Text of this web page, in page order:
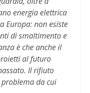
energia elettrica
Europa: non esiste
di smaltimento e
è che anche il
al futuro
Il rifiuto
da cui